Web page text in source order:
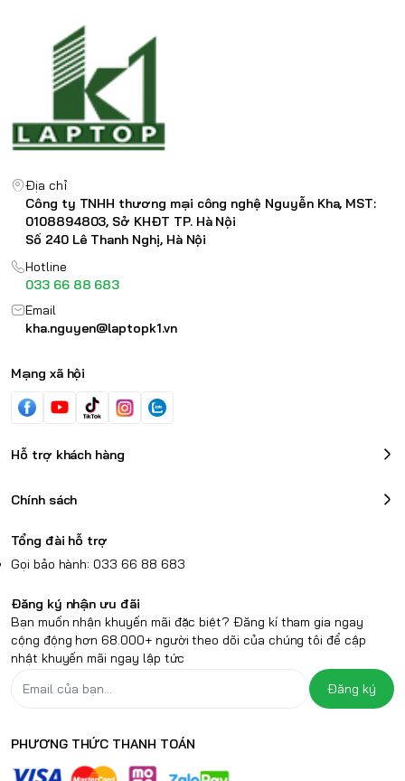
Địa chỉ
Công ty TNHH thương mại công nghệ Nguyễn Kha, MST:
0108894803, Sở KHĐT TP. Hà Nội
Số 240 Lê Thanh Nghị, Hà Nội
Hotline
033 66 88 683
Email
kha.nguyen@laptopk1.vn
Mạng xã hội
Hỗ trợ khách hàng
Chính sách
Tổng đài hỗ trợ
Gọi bảo hành: 033 66 88 683
Đăng ký nhận ưu đãi
Bạn muốn nhận khuyến mãi đặc biệt? Đăng kí tham gia ngay
cộng động hơn 68.000+ người theo dõi của chúng tôi để cập
nhật khuyến mãi ngay lập tức
Đăng ký
PHƯƠNG THỨC THANH TOÁN